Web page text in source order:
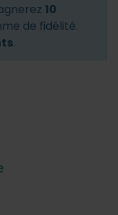
10
de fidélité.
.